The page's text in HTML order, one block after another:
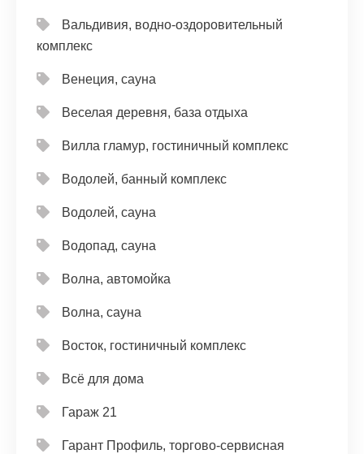
Вальдивия, водно-оздоровительный
комплекс
Венеция, сауна
Веселая деревня, база отдыха
Вилла гламур, гостиничный комплекс
Водолей, банный комплекс
Водолей, сауна
Водопад, сауна
Волна, автомойка
Волна, сауна
Восток, гостиничный комплекс
Всё для дома
Гараж 21
Гарант Профиль, торгово-сервисная